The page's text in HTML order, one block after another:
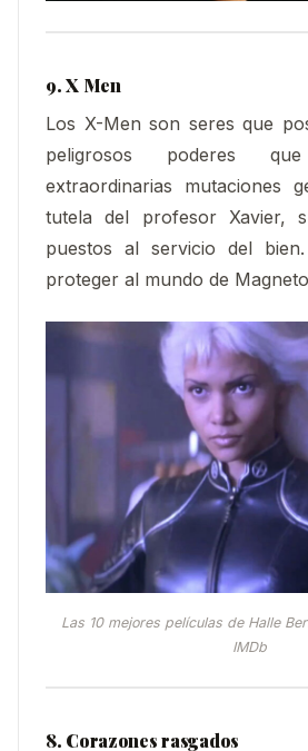
9. X Men
Los X-Men son seres que
peligrosos poderes
extraordinarias mutaciones
tutela del profesor Xavier,
puestos al servicio del
proteger al mundo de
Las 10 mejores películas de Halle
IMDb
8. Corazones rasgados